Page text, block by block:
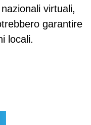
virtuali,
garantire
locali.